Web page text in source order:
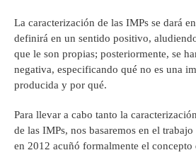
La caracterización de las IMPs se dará
definirá en un sentido positivo,
que le son propias; posteriormente, se
negativa, especificando qué no es una
producida y por qué.
Para llevar a cabo tanto la
de las IMPs, nos basaremos en el
en 2012 acuñó formalmente el concepto